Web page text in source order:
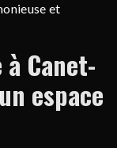
et
Canet-
espace